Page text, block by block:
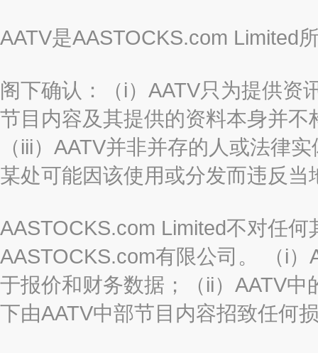
AATV是AASTOCKS.com Limited
阁下确认：（i）AATV只为提供资
节目内容及其提供的资料本身并
（iii）AATV并非并存的人或法律
某处可能因该使用或分发而违反当
AASTOCKS.com Limited不对任
AASTOCKS.com有限公司。 （i
于报价和财务数据；（ii）AATV
下由AATV中部节目内容招致任何